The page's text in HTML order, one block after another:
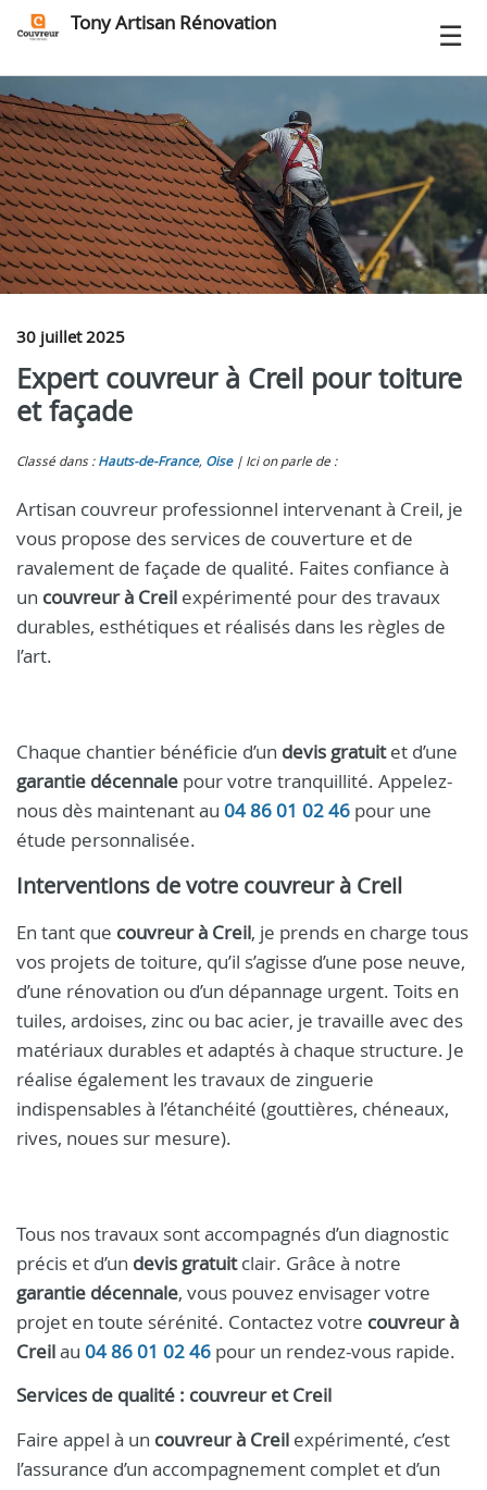
Tony Artisan Rénovation
30 juillet 2025
Expert couvreur à Creil pour toiture
et façade
Classé dans : Hauts-de-France, Oise Ici on parle de :
Artisan couvreur professionnel intervenant à Creil, je
vous propose des services de couverture et de
ravalement de façade de qualité. Faites confiance à
un couvreur à Creil expérimenté pour des travaux
durables, esthétiques et réalisés dans les règles de
l’art.
Chaque chantier bénéficie d’un devis gratuitet d’une
garantie décennale pour votre tranquillité. Appelez-
nous dès maintenant au 04 86 01 02 46 pour une
étude personnalisée.
Interventions de votre couvreur à Creil
En tant que couvreur à Creil, je prends en charge tous
vos projets de toiture, qu’il s’agisse d’une pose neuve,
d’une rénovation ou d’un dépannage urgent. Toits en
tuiles, ardoises, zinc ou bac acier, je travaille avec des
matériaux durables et adaptés à chaque structure. Je
réalise également les travaux de zinguerie
indispensables à l’étanchéité (gouttières, chéneaux,
rives, noues sur mesure).
Tous nos travaux sont accompagnés d’un diagnostic
précis et d’un devis gratuitclair. Grâce à notre
garantie décennale, vous pouvez envisager votre
projet en toute sérénité. Contactez votre couvreur à
Creilau 04 86 01 02 46 pour un rendez-vous rapide.
Services de qualité : couvreuretCreil
Faire appel à un couvreur à Creil expérimenté, c’est
l’assurance d’un accompagnement complet et d’un